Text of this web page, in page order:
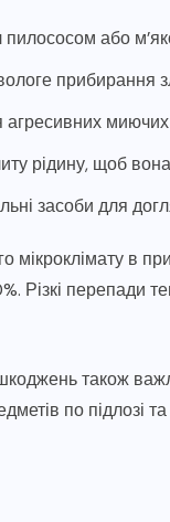
або
прибирання
миючих
рідину, щоб
засоби для
мікроклімату в
Різкі перепади
також
по підлозі